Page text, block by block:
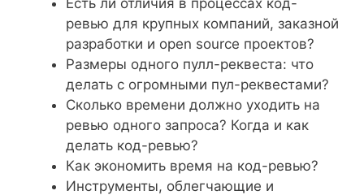
ревью для крупных компаний, заказной
разработки и open source проектов?
Размеры одного пулл-реквеста: что
делать с огромными пул-реквестами?
Сколько времени должно уходить на
ревью одного запроса? Когда и как
делать код-ревью?
Как экономить время на код-ревью?
Инструменты, облегчающие и